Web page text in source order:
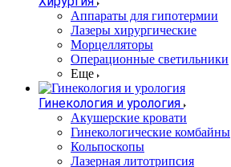
Аппараты для гипотермии
Лазеры хирургические
Морцелляторы
Операционные светильники
Еще
Гинекология и урология
Акушерские кровати
Гинекологические комбайны
Кольпоскопы
Лазерная литотрипсия